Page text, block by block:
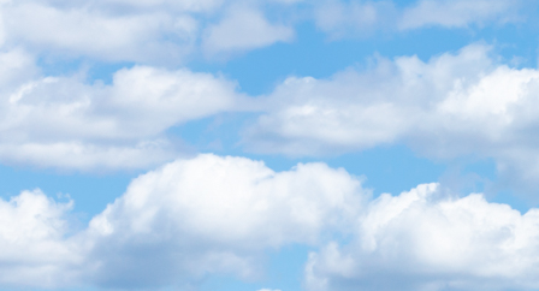
Götuskór
Hlaupaskór
Utanvega- og
Barnaskór
Inniskór
Eldri skór á afslætti